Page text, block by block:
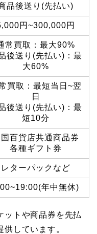
品後送り(先払い)
円~300,000円
常買取：最大90%
後送り(先払い)：最
大60%
買取：最短当日~翌
日
後送り(先払い)：最
短10分
百貨店共通商品券
各種ギフト券
レターパックなど
年中無休)
ットや商品券を先払
しています。